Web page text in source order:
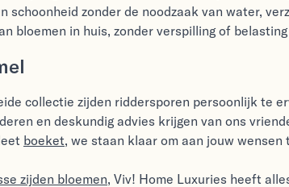
schoonheid zonder de noodzaak van water,
bloemen in huis, zonder verspilling of
collectie zijden riddersporen persoonlijk te
en deskundig advies krijgen van ons
boeket, we staan klaar om aan jouw wensen
zijden bloemen, Viv! Home Luxuries heeft